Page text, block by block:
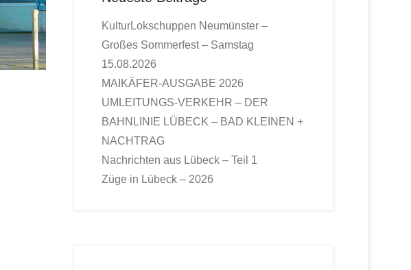
KulturLokschuppen Neumünster –
Großes Sommerfest – Samstag
15.08.2026
MAIKÄFER-AUSGABE 2026
UMLEITUNGS-VERKEHR – DER
BAHNLINIE LÜBECK – BAD KLEINEN +
NACHTRAG
Nachrichten aus Lübeck – Teil 1
Züge in Lübeck – 2026